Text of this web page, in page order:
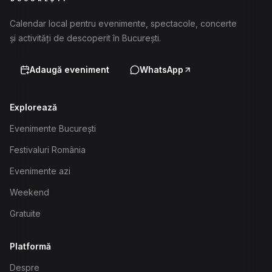
Calendar local pentru evenimente, spectacole, concerte
și activități de descoperit în București.
Adaugă eveniment WhatsApp
Explorează
Evenimente București
Festivaluri România
Evenimente azi
Weekend
Gratuite
Platformă
Despre